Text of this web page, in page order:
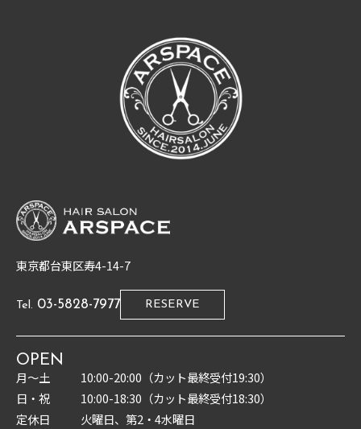
東京都台東区寿4-14-7
Tel. 03-5828-7977 RESERVE
OPEN
月〜土
10:00-20:00（カット最終受付19:30）
日・祝
10:00-18:30（カット最終受付18:30）
定休日
火曜日、第2・4水曜日